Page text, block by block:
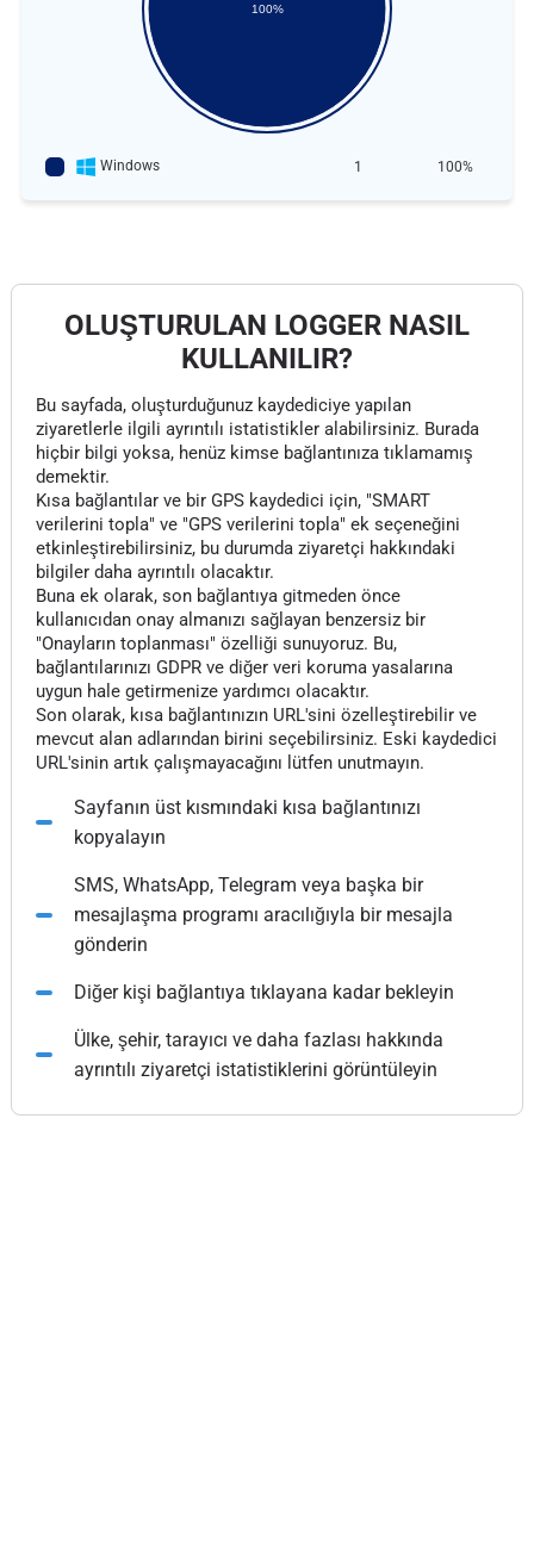
100%
Windows 1 100%
OLUŞTURULAN LOGGER NASIL
KULLANILIR?
Bu sayfada, oluşturduğunuz kaydediciye yapılan
ziyaretlerle ilgili ayrıntılı istatistikler alabilirsiniz. Burada
hiçbir bilgi yoksa, henüz kimse bağlantınıza tıklamamış
demektir.
Kısa bağlantılar ve bir GPS kaydedici için, "SMART
verilerini topla" ve "GPS verilerini topla" ek seçeneğini
etkinleştirebilirsiniz, bu durumda ziyaretçi hakkındaki
bilgiler daha ayrıntılı olacaktır.
Buna ek olarak, son bağlantıya gitmeden önce
kullanıcıdan onay almanızı sağlayan benzersiz bir
"Onayların toplanması" özelliği sunuyoruz. Bu,
bağlantılarınızı GDPR ve diğer veri koruma yasalarına
uygun hale getirmenize yardımcı olacaktır.
Son olarak, kısa bağlantınızın URL'sini özelleştirebilir ve
mevcut alan adlarından birini seçebilirsiniz. Eski kaydedici
URL'sinin artık çalışmayacağını lütfen unutmayın.
Sayfanın üst kısmındaki kısa bağlantınızı
kopyalayın
SMS, WhatsApp, Telegram veya başka bir
mesajlaşma programı aracılığıyla bir mesajla
gönderin
Diğer kişi bağlantıya tıklayana kadar bekleyin
Ülke, şehir, tarayıcı ve daha fazlası hakkında
ayrıntılı ziyaretçi istatistiklerini görüntüleyin